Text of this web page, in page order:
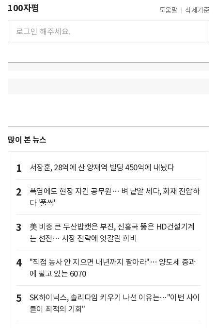
100자평 도움말 삭제기준
많이 본 뉴스
1 서장훈, 28억에 산 양재역 빌딩 450억에 내놨다
2
폭염에도 현장 지킨 공무원… 벼 낱알 세다, 화재 진압하
다 '풀썩'
3
美 비중 큰 두산밥캣은 부진, 신흥국 뚫은 HD건설기계
는 선전… 시장 전략에 엇갈린 희비
4
"직접 농사 안 지으면 내년까지 팔아라"… 양도세 중과
에 떨고 있는 6070
5
SK하이닉스, 솔리다임 키우기 나선 이유는…"이번 사이
클이 최적의 기회"